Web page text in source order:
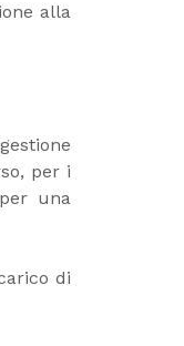
alla
per i
una
di